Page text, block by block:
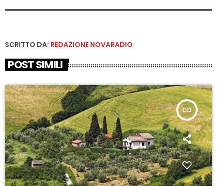
SCRITTO DA: REDAZIONE NOVARADIO
POST SIMILI
insert_link